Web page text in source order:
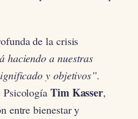
de la crisis
haciendo a nuestras
y objetivos”.
Psicología Tim Kasser,
entre bienestar y